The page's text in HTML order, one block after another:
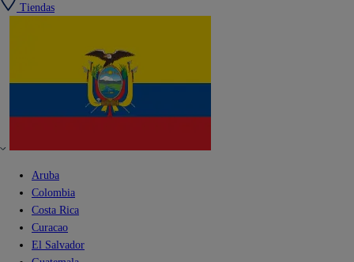
Tiendas
Aruba
Colombia
Costa Rica
Curacao
El Salvador